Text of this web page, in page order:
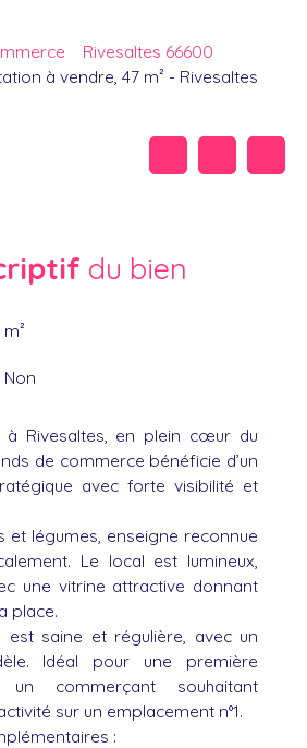
Rivesaltes 66600
à vendre, 47 m² - Rivesaltes
du bien
m²
Non
à Rivesaltes, en plein cœur du
de commerce bénéficie d’un
avec forte visibilité et
et légumes, enseigne reconnue
Le local est lumineux,
une vitrine attractive donnant
place.
est saine et régulière, avec un
Idéal pour une première
commerçant souhaitant
sur un emplacement n°1.
: